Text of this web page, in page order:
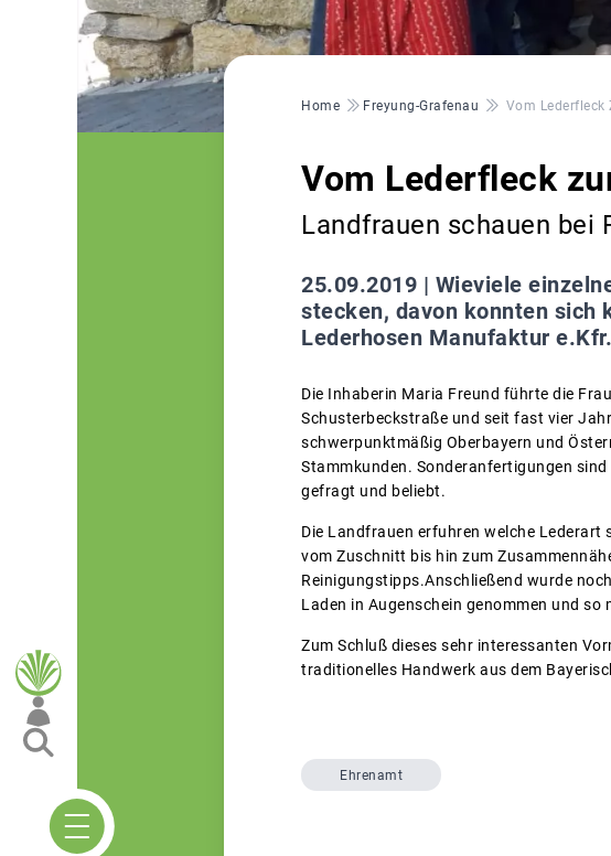
Pfadnavigation
Home Freyung-Grafenau Vom Lederfleck
Vom Lederfleck
Landfrauen schauen bei
25.09.2019 | Wieviele
stecken, davon konnten sich
Lederhosen Manufaktur
Die Inhaberin Maria Freund führte die
Schusterbeckstraße und seit fast vier
schwerpunktmäßig Oberbayern und
Stammkunden. Sonderanfertigungen
gefragt und beliebt.
Die Landfrauen erfuhren welche Lederart
vom Zuschnitt bis hin zum
Reinigungstipps.Anschließend wurde
Laden in Augenschein genommen und so
Zum Schluß dieses sehr interessanten
traditionelles Handwerk aus dem
Ehrenamt